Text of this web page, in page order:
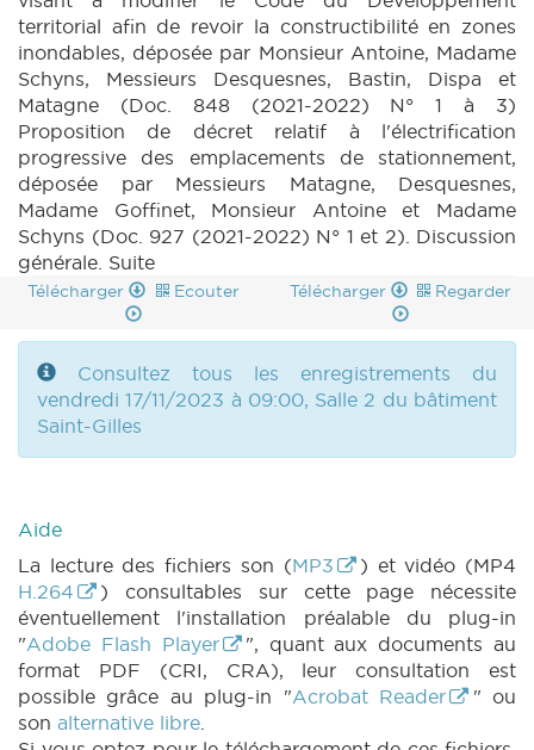
territorial afin de revoir la constructibilité en zones
inondables, déposée par Monsieur Antoine, Madame
Schyns, Messieurs Desquesnes, Bastin, Dispa et
Matagne (Doc. 848 (2021-2022) N° 1 à 3)
Proposition de décret relatif à l'électrification
progressive des emplacements de stationnement,
déposée par Messieurs Matagne, Desquesnes,
Madame Goffinet, Monsieur Antoine et Madame
Schyns (Doc. 927 (2021-2022) N° 1 et 2). Discussion
générale. Suite
Télécharger Ecouter Télécharger Regarder
Consultez tous les enregistrements du
vendredi 17/11/2023 à 09:00, Salle 2 du bâtiment
Saint-Gilles
Aide
La lecture des fichiers son (MP3
) et vidéo (MP4
H.264
) consultables sur cette page nécessite
éventuellement l'installation préalable du plug-in
"Adobe Flash Player
", quant aux documents au
format PDF (CRI, CRA), leur consultation est
possible grâce au plug-in "Acrobat Reader
" ou
son alternative libre.